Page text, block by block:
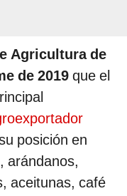
Agricultura de
de 2019 que el
posición en
arándanos,
aceitunas, café